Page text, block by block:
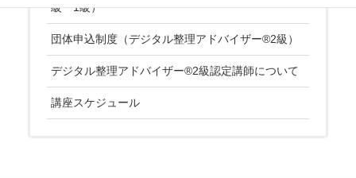
級・1級）
団体申込制度（デジタル整理アドバイザー®2級）
デジタル整理アドバイザー®2級認定講師について
講座スケジュール